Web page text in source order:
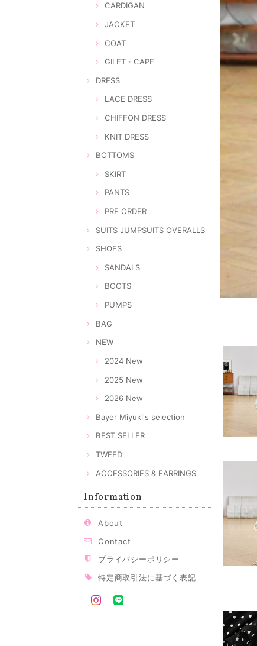
CARDIGAN
JACKET
COAT
GILET・CAPE
DRESS
LACE DRESS
CHIFFON DRESS
KNIT DRESS
BOTTOMS
SKIRT
PANTS
PRE ORDER
SUITS JUMPSUITS OVERALLS
SHOES
SANDALS
BOOTS
PUMPS
BAG
NEW
2024 New
2025 New
2026 New
Bayer Miyuki's selection
BEST SELLER
TWEED
ACCESSORIES & EARRINGS
Information
About
Contact
プライバシーポリシー
特定商取引法に基づく表記